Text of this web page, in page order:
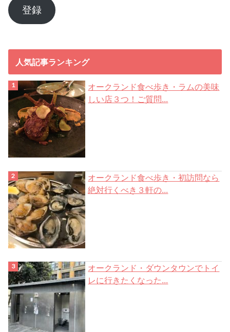
ア
ド
登録
人気記事ランキング
オークランド食べ歩き・ラムの美味
しい店３つ！ご質問...
オークランド食べ歩き・初訪問なら
絶対行くべき３軒の...
オークランド・ダウンタウンでトイ
レに行きたくなった...